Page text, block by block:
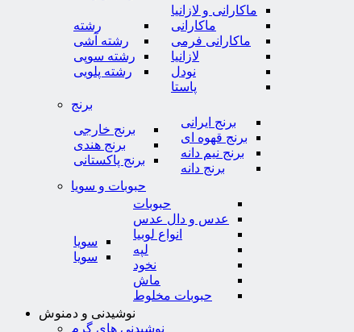
ماکارانی و لازانیا
ماکارانی
ماکارانی فرمی
لازانیا
نودل
پاستا
رشته
رشته آشی
رشته سوپی
رشته پلویی
برنج
برنج ایرانی
برنج قهوه ای
برنج نیم دانه
برنج دانه
برنج خارجی
برنج هندی
برنج پاکستانی
حبوبات و سویا
حبوبات
عدس و دال عدس
انواع لوبیا
لپه
نخود
ماش
حبوبات مخلوط
سویا
سویا
نوشیدنی و دمنوش
نوشیدنی های گرم